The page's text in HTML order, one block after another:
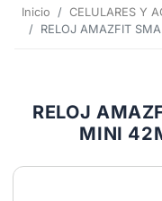
Inicio CELULARES Y
RELOJ AMAZFIT SMARTWATCH GTR MINI 42MM A2174
RELOJ
MINI